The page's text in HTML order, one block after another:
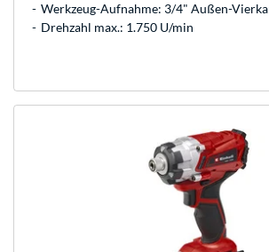
Werkzeug-Aufnahme: 3/4" Außen-
Drehzahl max.: 1.750 U/min